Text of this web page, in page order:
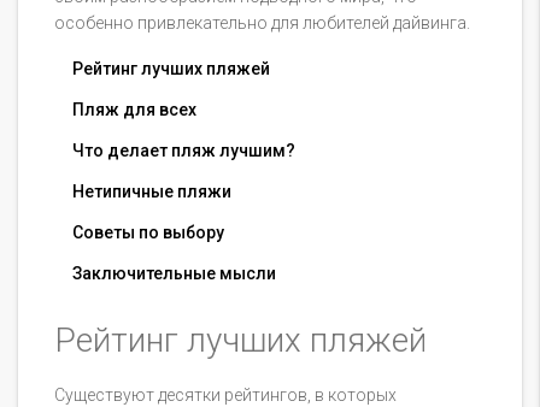
особенно привлекательно для любителей дайвинга.
Рейтинг лучших пляжей
Пляж для всех
Что делает пляж лучшим?
Нетипичные пляжи
Советы по выбору
Заключительные мысли
Рейтинг лучших пляжей
Существуют десятки рейтингов, в которых